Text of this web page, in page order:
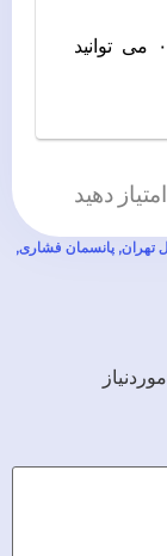
تنها با تماس با شماره ۰۹۱۲۳۰۳۹۳۱۶ می توانید
دهید
تهران, پانسمان فشاری,